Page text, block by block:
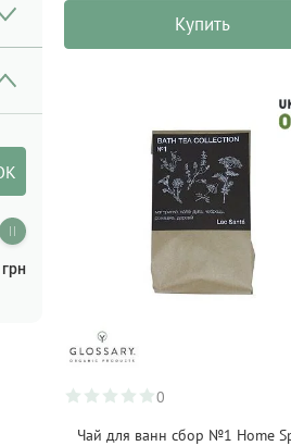
грн
Купить
0
Чай для ванн сбор №1 Home